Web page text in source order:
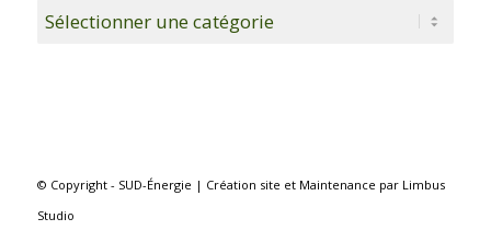
Catégories
© Copyright - SUD-Énergie | Création site et Maintenance par Limbus
Studio